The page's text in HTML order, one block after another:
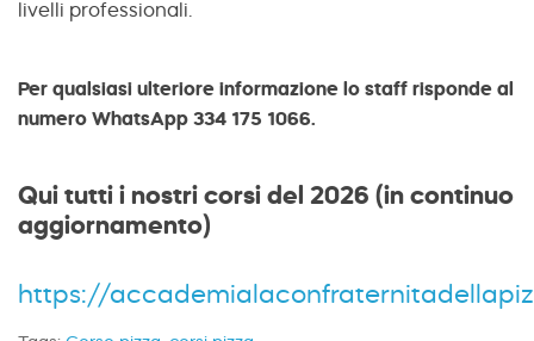
livelli professionali.
Per qualsiasi ulteriore informazione lo staff risponde al
numero WhatsApp 334 175 1066.
Qui tutti i nostri corsi del 2026 (in continuo
aggiornamento)
https://